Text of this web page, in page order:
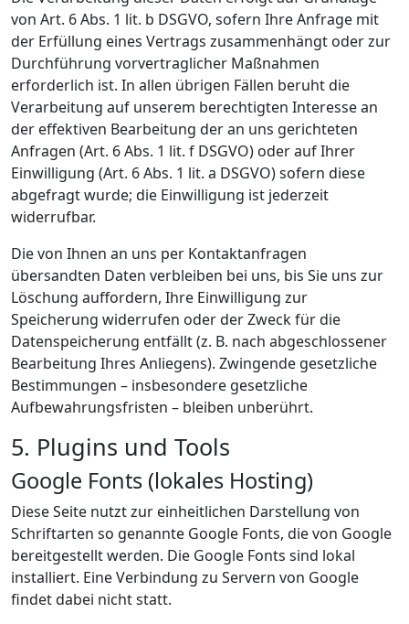
von Art. 6 Abs. 1 lit. b DSGVO, sofern Ihre Anfrage mit
der Erfüllung eines Vertrags zusammenhängt oder zur
Durchführung vorvertraglicher Maßnahmen
erforderlich ist. In allen übrigen Fällen beruht die
Verarbeitung auf unserem berechtigten Interesse an
der effektiven Bearbeitung der an uns gerichteten
Anfragen (Art. 6 Abs. 1 lit. f DSGVO) oder auf Ihrer
Einwilligung (Art. 6 Abs. 1 lit. a DSGVO) sofern diese
abgefragt wurde; die Einwilligung ist jederzeit
widerrufbar.
Die von Ihnen an uns per Kontaktanfragen
übersandten Daten verbleiben bei uns, bis Sie uns zur
Löschung auffordern, Ihre Einwilligung zur
Speicherung widerrufen oder der Zweck für die
Datenspeicherung entfällt (z. B. nach abgeschlossener
Bearbeitung Ihres Anliegens). Zwingende gesetzliche
Bestimmungen – insbesondere gesetzliche
Aufbewahrungsfristen – bleiben unberührt.
5. Plugins und Tools
Google Fonts (lokales Hosting)
Diese Seite nutzt zur einheitlichen Darstellung von
Schriftarten so genannte Google Fonts, die von Google
bereitgestellt werden. Die Google Fonts sind lokal
installiert. Eine Verbindung zu Servern von Google
findet dabei nicht statt.